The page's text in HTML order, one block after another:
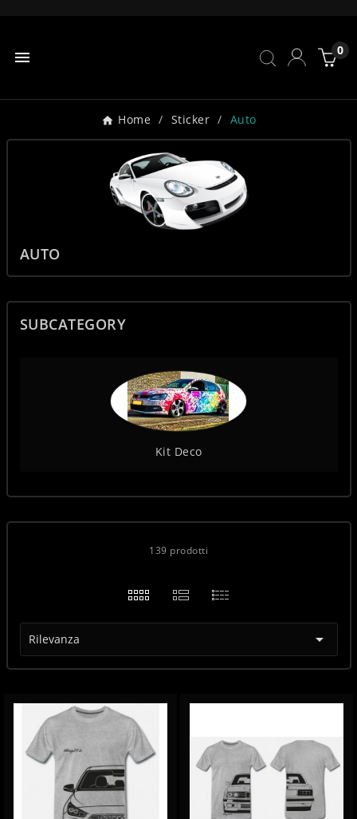
 0
Home Sticker Auto
AUTO
SUBCATEGORY
Kit Deco
139 prodotti
Rilevanza 